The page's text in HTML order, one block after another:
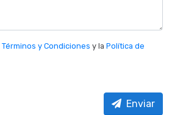
Términos y Condiciones y la Política de
Enviar